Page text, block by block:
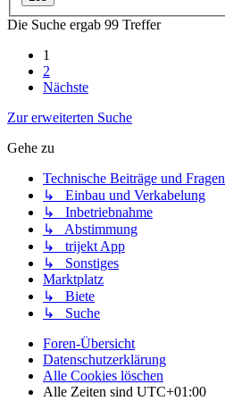
Die Suche ergab 99 Treffer
1
2
Nächste
Zur erweiterten Suche
Gehe zu
Technische Beiträge und Fragen
↳ Einbau und Verkabelung
↳ Inbetriebnahme
↳ Abstimmung
↳ trijekt App
↳ Sonstiges
Marktplatz
↳ Biete
↳ Suche
Foren-Übersicht
Datenschutzerklärung
Alle Cookies löschen
Alle Zeiten sind UTC+01:00